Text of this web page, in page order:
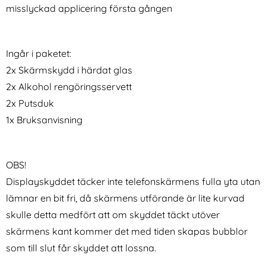
misslyckad applicering första gången
Ingår i paketet:
2x Skärmskydd i härdat glas
2x Alkohol rengöringsservett
2x Putsduk
1x Bruksanvisning
OBS!
Displayskyddet täcker inte telefonskärmens fulla yta utan
lämnar en bit fri, då skärmens utförande är lite kurvad
skulle detta medfört att om skyddet täckt utöver
skärmens kant kommer det med tiden skapas bubblor
som till slut får skyddet att lossna.